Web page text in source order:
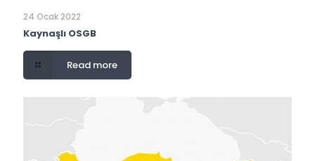
24 Ocak 2022
Kaynaşlı OSGB
Read more